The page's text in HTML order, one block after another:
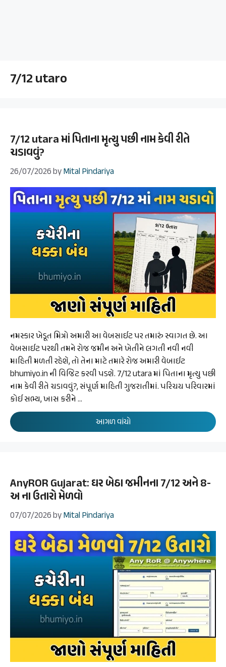
7/12 utaro
7/12 utara માં પિતાના મૃત્યુ પછી નામ કેવી રીતે
ચડાવવું?
26/07/2026byMital Pindariya
નમસ્કાર ખેડૂત મિત્રો અમારી આ વેબસાઈટ પર તમારું સ્વાગત છે. આ
વેબસાઈટ પરથી તમને રોજ જમીન અને ખેતીને લગતી નવી નવી
માહિતી મળતી રહેશે, તો તેના માટે તમારે રોજ અમારી વેબાઈટ
bhumiyo.in ની વિજિટ કરવી પડશે. 7/12 utara માં પિતાના મૃત્યુ પછી
નામ કેવી રીતે ચડાવવું?, સંપૂર્ણ માહિતી ગુજરાતીમાં. પરિચય પરિવારમાં
કોઈ સભ્ય, ખાસ કરીને …
આગળ વાંચો
AnyROR Gujarat: ઘર બેઠા જમીનના 7/12 અને 8-
અ ના ઉતારો મેળવો
07/07/2026byMital Pindariya